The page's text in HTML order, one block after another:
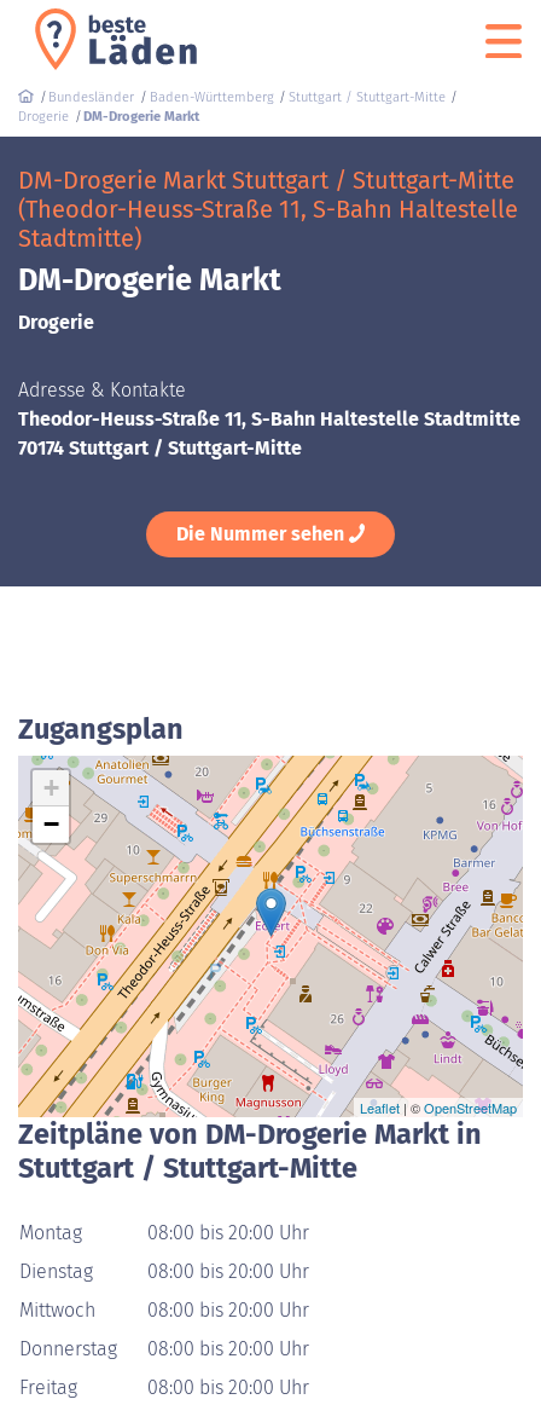
Bundesländer Baden-Württemberg
Stuttgart / Stuttgart-Mitte
Drogerie
DM-Drogerie Markt
DM-Drogerie Markt Stuttgart / Stuttgart-Mitte
(Theodor-Heuss-Straße 11, S-Bahn Haltestelle
Stadtmitte)
DM-Drogerie Markt
Drogerie
Adresse & Kontakte
Theodor-Heuss-Straße 11, S-Bahn Haltestelle Stadtmitte
70174 Stuttgart / Stuttgart-Mitte
Die Nummer sehen
Zugangsplan
+
−
Leaflet | ©OpenStreetMap
Zeitpläne von DM-Drogerie Markt in
Stuttgart / Stuttgart-Mitte
Montag
08:00 bis 20:00 Uhr
Dienstag
08:00 bis 20:00 Uhr
Mittwoch
08:00 bis 20:00 Uhr
Donnerstag
08:00 bis 20:00 Uhr
Freitag
08:00 bis 20:00 Uhr